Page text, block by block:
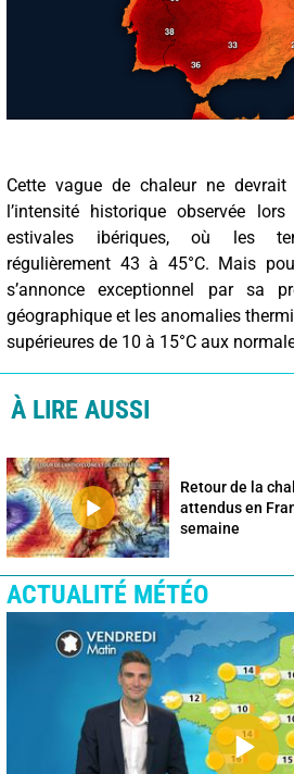
Cette vague de chaleur ne
l’intensité historique observée
estivales ibériques, où les
régulièrement 43 à 45°C. Mais
s’annonce exceptionnel par sa
géographique et les anomalies
supérieures de 10 à 15°C aux
À LIRE AUSSI
Retour de la
attendus en
semaine
ACTUALITÉ MÉTÉO